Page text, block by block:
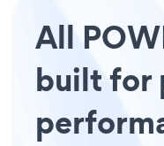
All
built for